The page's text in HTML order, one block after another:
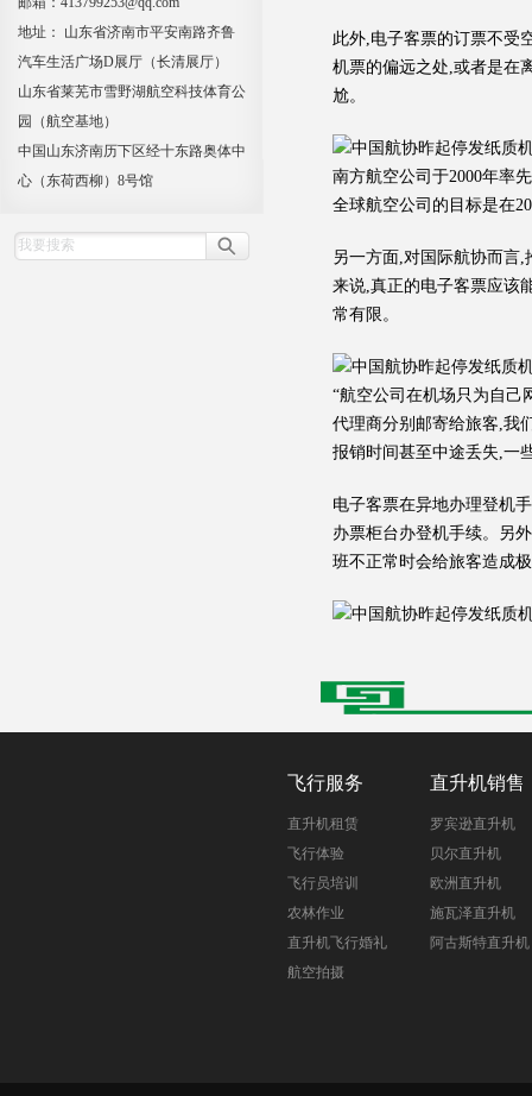
地址： 山东省济南市平安南路齐鲁
汽车生活广场D展厅（长清展厅）
山东省莱芜市雪野湖航空科技体育公
园（航空基地）
中国山东济南历下区经十东路奥体中
心（东荷西柳）8号馆
此外,电子客票的订票不受
机票的偏远之处,或者是在
尬。
南方航空公司于2000年率
全球航空公司的目标是在
另一方面,对国际航协而言
来说,真正的电子客票应该
常有限。
“航空公司在机场只为自己
代理商分别邮寄给旅客,我
报销时间甚至中途丢失,一
电子客票在异地办理登机
办票柜台办登机手续。另
班不正常时会给旅客造成
飞行服务
直升机租赁
飞行体验
飞行员培训
农林作业
直升机飞行婚礼
航空拍摄
直升机销售
罗宾逊直升机
贝尔直升机
欧洲直升机
施瓦泽直升机
阿古斯特直升机